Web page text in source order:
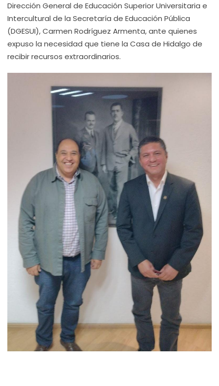
Dirección General de Educación Superior Universitaria e
Intercultural de la Secretaría de Educación Pública
(DGESUI), Carmen Rodríguez Armenta, ante quienes
expuso la necesidad que tiene la Casa de Hidalgo de
recibir recursos extraordinarios.